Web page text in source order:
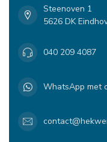
Steenoven 1
5626 DK
040 209 4087
WhatsApp met